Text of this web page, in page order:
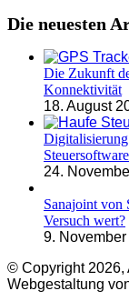
Die neuesten
Die Zukunft
Konnektivität
18. August
24.
Sanajoint von
Versuch wert?
9. November
© Copyright 2026,
Webgestaltung